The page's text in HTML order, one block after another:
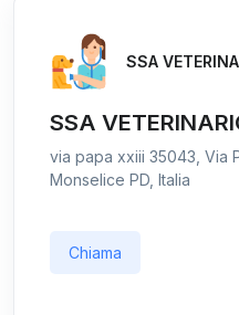
SSA
SSA
via papa xxiii 35043, Via
Monselice PD, Italia
Chiama